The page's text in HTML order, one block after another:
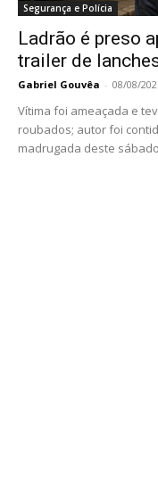
Segurança e Polícia
Ladrão é preso
trailer de
Gabriel Gouvêa - 08/08/
Vítima foi ameaçada e
roubados; autor foi
madrugada deste sábado